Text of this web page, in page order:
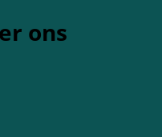
ons